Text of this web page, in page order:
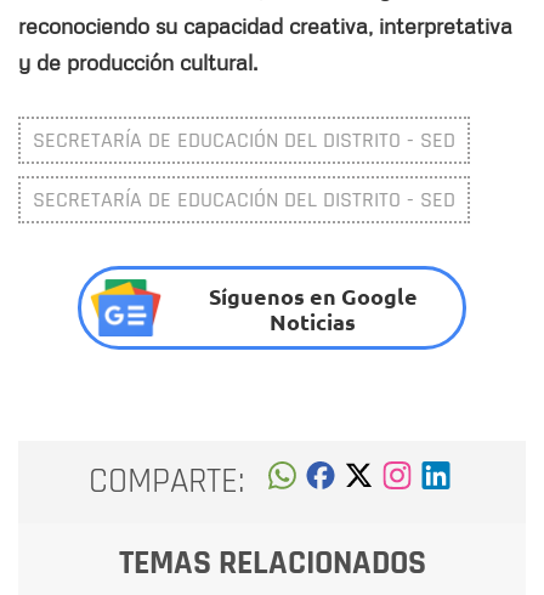
reconociendo su capacidad creativa, interpretativa
y de producción cultural.
SECRETARÍA DE EDUCACIÓN DEL DISTRITO - SED
SECRETARÍA DE EDUCACIÓN DEL DISTRITO - SED
Síguenos en Google
Noticias
COMPARTE:
TEMAS RELACIONADOS